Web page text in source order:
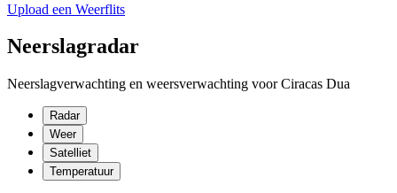
Upload een Weerflits
Neerslagradar
Neerslagverwachting en weersverwachting voor Ciracas Dua
Radar
Weer
Satelliet
Temperatuur